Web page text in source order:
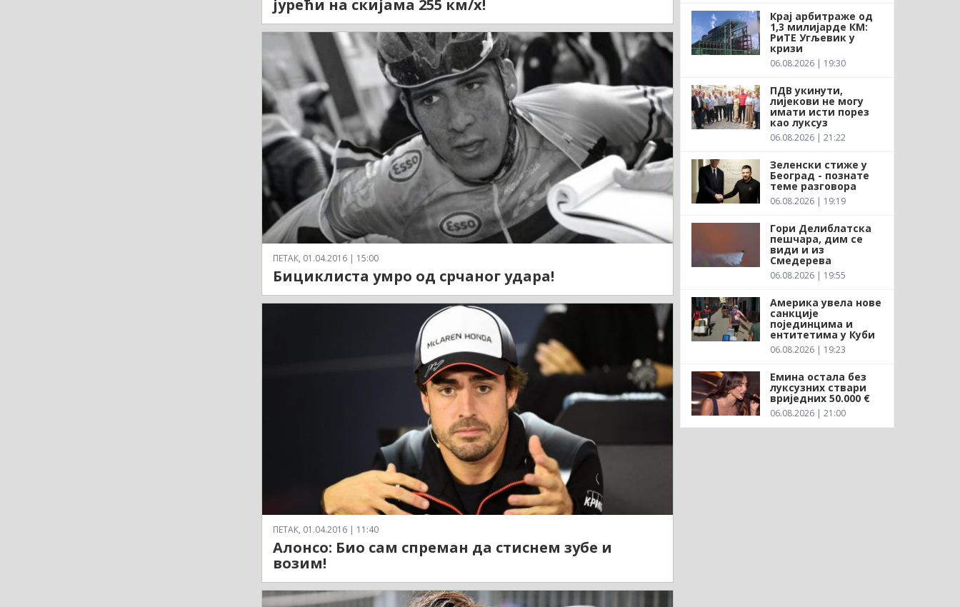
јурећи на скијама 255 км/х!
ПЕТАК, 01.04.2016 | 15:00
Бициклиста умро од срчаног удара!
ПЕТАК, 01.04.2016 | 11:40
Алонсо: Био сам спреман да стиснем зубе и
возим!
Крај арбитраже од
1,3 милијарде КМ:
РиТЕ Угљевик у
кризи
06.08.2026 | 19:30
ПДВ укинути,
лијекови не могу
имати исти порез
као луксуз
06.08.2026 | 21:22
Зеленски стиже у
Београд - познате
теме разговора
06.08.2026 | 19:19
Гори Делиблатска
пешчара, дим се
види и из
Смедерева
06.08.2026 | 19:55
Америка увела нове
санкције
појединцима и
ентитетима у Куби
06.08.2026 | 19:23
Емина остала без
луксузних ствари
вриједних 50.000 €
06.08.2026 | 21:00